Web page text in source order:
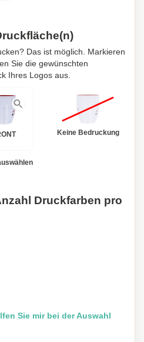
Das ist möglich. Markieren
Sie die gewünschten
Ihres Logos aus.
Keine Bedruckung
Druckfarben pro
Sie mir bei der Auswahl